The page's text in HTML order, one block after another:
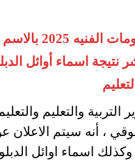
موعد نتيجه الدبلومات
نتيجة اسماء أوائل
والتعليم
، أنه سيتم الاعلان
وكذلك اسماء اوائل